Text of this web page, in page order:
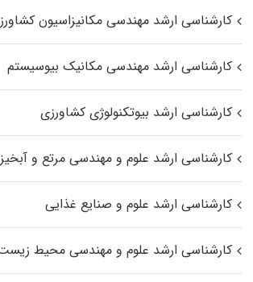
کارشناسی ارشد مهندسی مکانیزاسیون
کارشناسی ارشد مهندسی مکانیک بیوسیستم
کارشناسی ارشد بیوتکنولوژی کشاورزی
کارشناسی ارشد علوم و مهندسی مرتع و
کارشناسی ارشد علوم و صنایع غذایی
کارشناسی ارشد علوم و مهندسی محیط